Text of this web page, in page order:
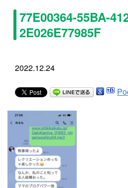
77E00364-55BA-
2E026E77985F
2022.12.24